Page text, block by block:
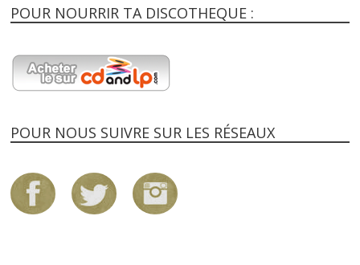
POUR NOURRIR TA DISCOTHEQUE :
POUR NOUS SUIVRE SUR LES RÉSEAUX